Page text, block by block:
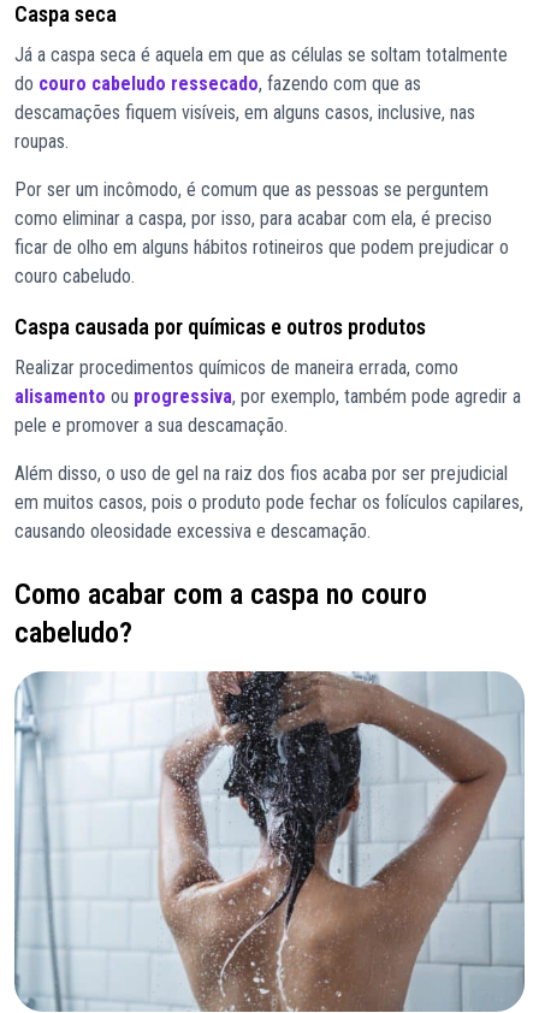
Caspa seca
Já a caspa seca é aquela em que as células se soltam totalmente
do couro cabeludo ressecado, fazendo com que as
descamações fiquem visíveis, em alguns casos, inclusive, nas
roupas.
Por ser um incômodo, é comum que as pessoas se perguntem
como eliminar a caspa, por isso, para acabar com ela, é preciso
ficar de olho em alguns hábitos rotineiros que podem prejudicar o
couro cabeludo.
Caspa causada por químicas e outros produtos
Realizar procedimentos químicos de maneira errada, como
alisamento ou progressiva, por exemplo, também pode agredir a
pele e promover a sua descamação.
Além disso, o uso de gel na raiz dos fios acaba por ser prejudicial
em muitos casos, pois o produto pode fechar os folículos capilares,
causando oleosidade excessiva e descamação.
Como acabar com a caspa no couro
cabeludo?